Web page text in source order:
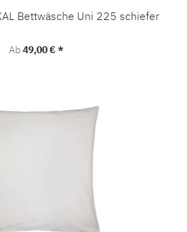
Bettwäsche Uni 225 schiefer
Regulärer Preis:
Ab49,00 € *